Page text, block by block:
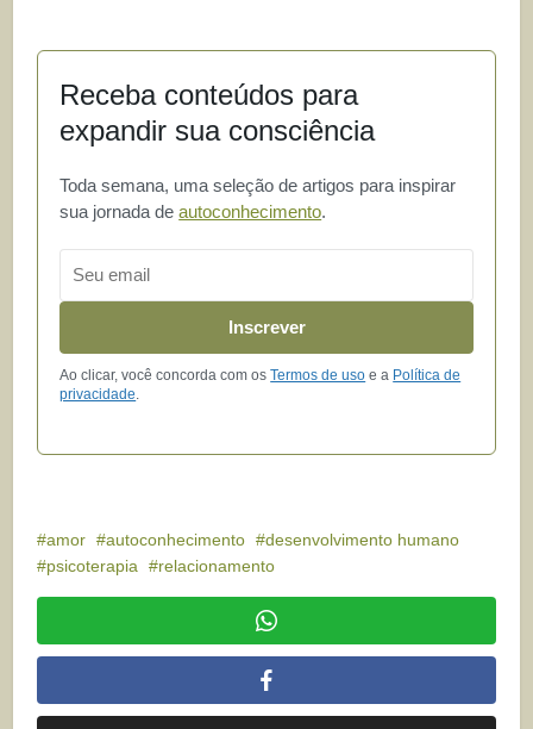
Receba conteúdos para
expandir sua consciência
Toda semana, uma seleção de artigos para inspirar
sua jornada deautoconhecimento.
Inscrever
Ao clicar, você concorda com osTermos de uso e a Política de
privacidade
amor autoconhecimento
desenvolvimento humano
psicoterapia
relacionamento